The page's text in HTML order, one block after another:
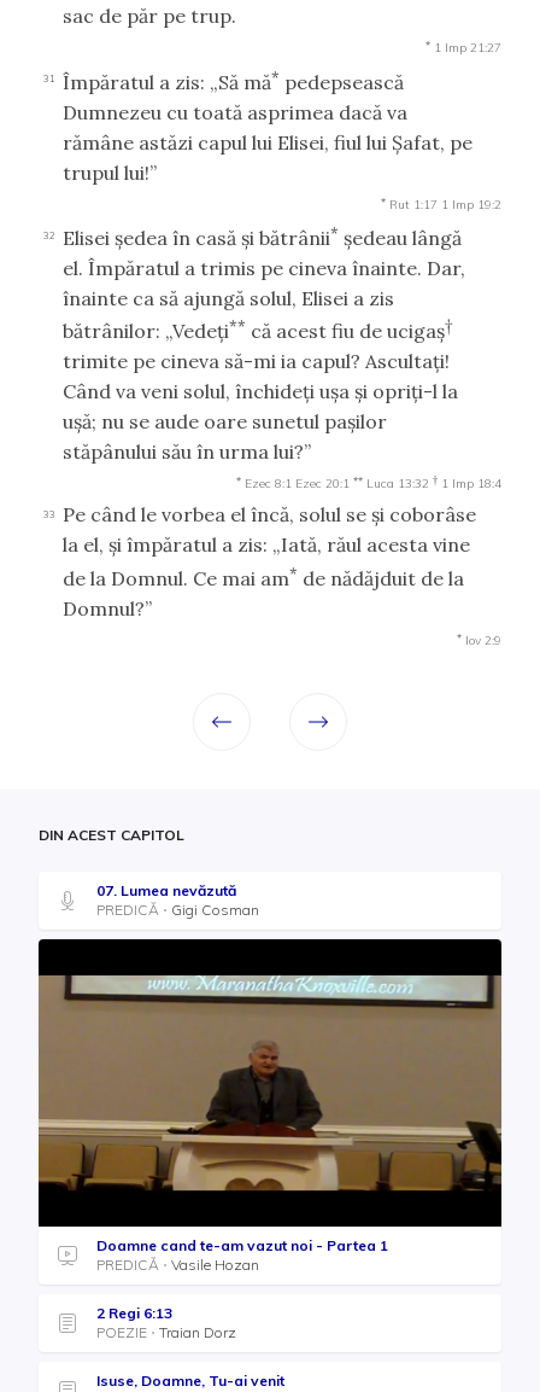
sac de păr pe trup.
* 1 Imp 21:27
31 Împăratul a zis: „Să mă* pedepsească
Dumnezeu cu toată asprimea dacă va
rămâne astăzi capul lui Elisei, fiul lui Şafat, pe
trupul lui!”
* Rut 1:17 1 Imp 19:2
32 Elisei şedea în casă şi bătrânii* şedeau lângă
el. Împăratul a trimis pe cineva înainte. Dar,
înainte ca să ajungă solul, Elisei a zis
bătrânilor: „Vedeţi** că acest fiu de ucigaş†
trimite pe cineva să-mi ia capul? Ascultaţi!
Când va veni solul, închideţi uşa şi opriţi-l la
uşă; nu se aude oare sunetul paşilor
stăpânului său în urma lui?”
* Ezec 8:1 Ezec 20:1 ** Luca 13:32 † 1 Imp 18:4
33
Pe când le vorbea el încă, solul se şi coborâse
la el, şi împăratul a zis: „Iată, răul acesta vine
de la Domnul. Ce mai am* de nădăjduit de la
Domnul?”
* Iov 2:9
DIN ACEST CAPITOL
07. Lumea nevăzută
PREDICĂ
Gigi Cosman
Doamne cand te-am vazut noi - Partea 1
PREDICĂ
Vasile Hozan
2 Regi 6:13
POEZIE
Traian Dorz
Isuse, Doamne, Tu-ai venit